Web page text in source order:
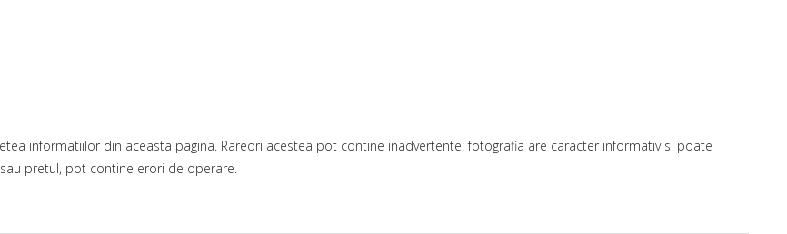
informatiilor din aceasta pagina. Rareori acestea pot contine inadvertente: fotografia are caracter informativ si poate
pretul, pot contine erori de operare.